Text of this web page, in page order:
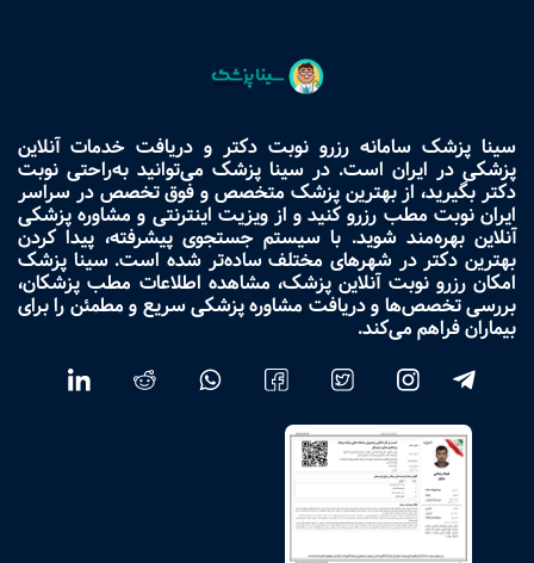
سینا پزشک سامانه رزرو نوبت دکتر و دریافت خدمات آنلاین
پزشکی در ایران است. در سینا پزشک می‌توانید به‌راحتی نوبت
دکتر بگیرید، از بهترین پزشک متخصص و فوق تخصص در سراسر
ایران نوبت مطب رزرو کنید و از ویزیت اینترنتی و مشاوره پزشکی
آنلاین بهره‌مند شوید. با سیستم جستجوی پیشرفته، پیدا کردن
بهترین دکتر در شهرهای مختلف ساده‌تر شده است. سینا پزشک
امکان رزرو نوبت آنلاین پزشک، مشاهده اطلاعات مطب پزشکان،
بررسی تخصص‌ها و دریافت مشاوره پزشکی سریع و مطمئن را برای
بیماران فراهم می‌کند.